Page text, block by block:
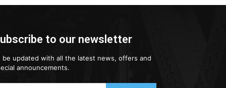
to our newsletter
be updated with all the latest news, offers and
announcements.